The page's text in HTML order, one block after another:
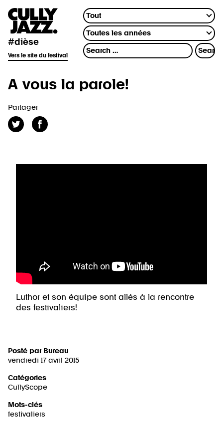
#dièse
Vers le site du festival
A vous la parole!
Partager
Luthor et son équipe sont allés à la rencontre
des festivaliers!
Posté par Bureau
vendredi 17 avril 2015
Catégories
CullyScope
Mots-clés
festivaliers